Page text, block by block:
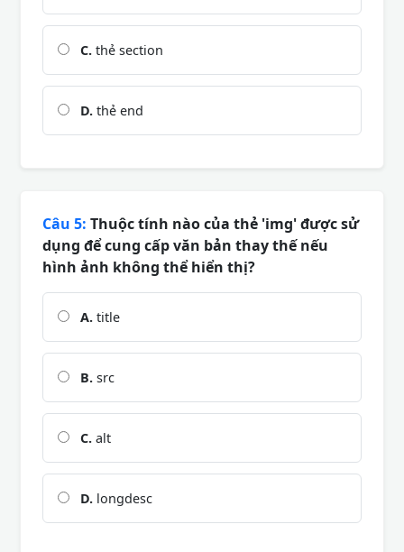
C. thẻ section
D. thẻ end
Câu 5: Thuộc tính nào của thẻ 'img' được sử
dụng để cung cấp văn bản thay thế nếu
hình ảnh không thể hiển thị?
A. title
B. src
C. alt
D. longdesc